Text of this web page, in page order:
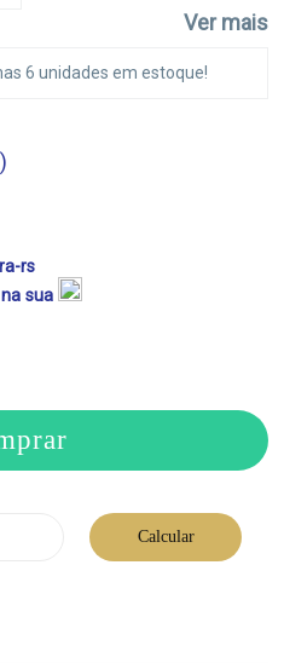
Ver mais
6 unidades em estoque!
sua
Calcular